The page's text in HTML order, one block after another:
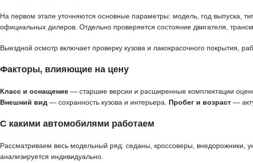
На первом этапе уточняются основные параметры: модель, год выпуска,
официальных дилеров. Отдельно проверяется состояние двигателя,
Выездной осмотр включает проверку кузова и лакокрасочного покрытия,
Факторы, влияющие на цену
Класс и оснащение — старшие версии и расширенные комплектации
Внешний вид — сохранность кузова и интерьера. Пробег и возраст —
С какими автомобилями работаем
Рассматриваем весь модельный ряд: седаны, кроссоверы,
анализируется индивидуально.